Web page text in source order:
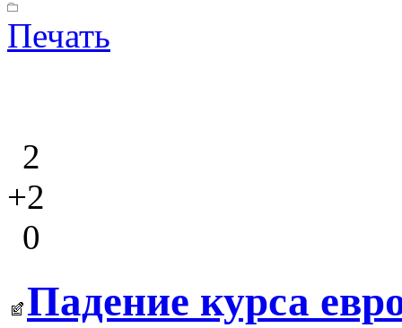
Печать
2
+2
0
Падение курса